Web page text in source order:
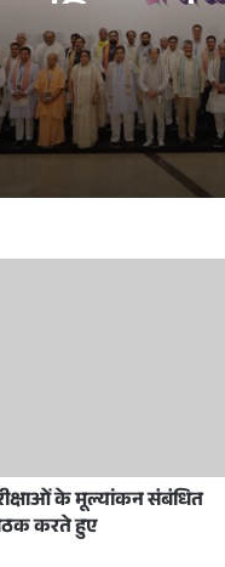
मोदी से यूपी के सीएम योगी ने
के मूल्यांकन संबंधित
करते हुए